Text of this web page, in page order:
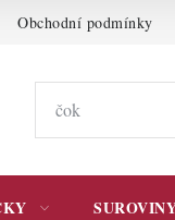
Obchodní podmínky